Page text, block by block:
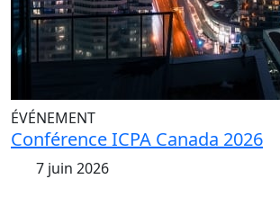
ÉVÉNEMENT
Conférence ICPA Canada 2026
7 juin 2026